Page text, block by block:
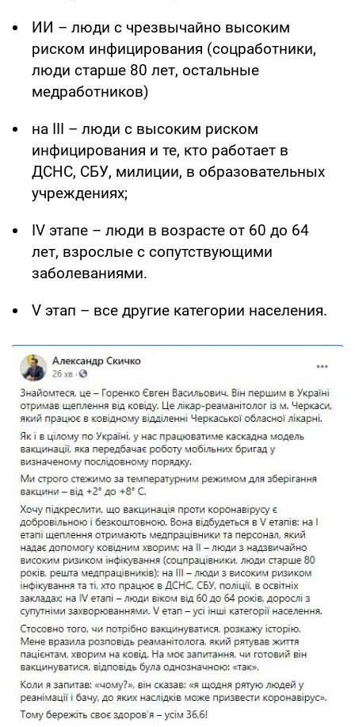
ИИ – люди с чрезвычайно высоким
риском инфицирования (соцработники,
люди старше 80 лет, остальные
медработников)
на III – люди с высоким риском
инфицирования и те, кто работает в
ДСНС, СБУ, милиции, в образовательных
учреждениях;
IV этапе – люди в возрасте от 60 до 64
лет, взрослые с сопутствующими
заболеваниями.
V этап – все другие категории населения.